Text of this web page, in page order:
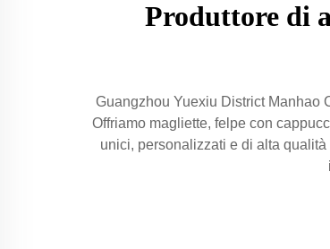
Produttore di
Guangzhou Yuexiu District Manhao
Offriamo magliette, felpe con
unici, personalizzati e di alta